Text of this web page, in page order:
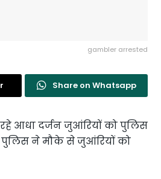
gambler arrested
Share on Whatsapp
आधा दर्जन जुआंरियों को पुलिस
पुलिस ने मौके से जुआंरियों को